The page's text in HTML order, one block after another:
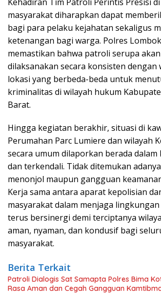
masyarakat diharapkan dapat
bagi para pelaku kejahatan sekaligus
ketenangan bagi warga. Polres
memastikan bahwa patroli serupa
dilaksanakan secara konsisten dengan
lokasi yang berbeda-beda untuk
kriminalitas di wilayah hukum
Barat.
Hingga kegiatan berakhir, situasi di
Perumahan Parc Lumiere dan wilayah
secara umum dilaporkan berada dalam
dan terkendali. Tidak ditemukan
menonjol maupun gangguan
Kerja sama antara aparat kepolisian
masyarakat dalam menjaga
terus bersinergi demi terciptanya
aman, nyaman, dan kondusif bagi
masyarakat.
Berita Terkait
Patroli Dialogis Sat Samapta Polres Bima
Rasa Aman dan Cegah Gangguan